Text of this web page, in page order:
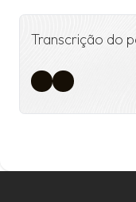
Transcrição do